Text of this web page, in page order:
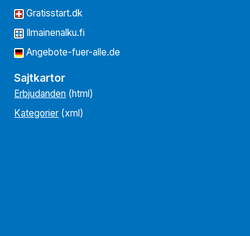
Gratisstart.dk
Ilmainenalku.fi
Angebote-fuer-alle.de
Sajtkartor
Erbjudanden (html)
Kategorier (xml)